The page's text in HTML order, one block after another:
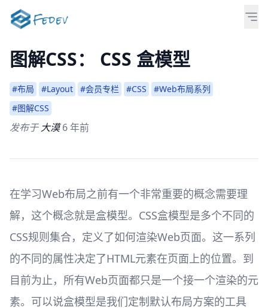
图解CSS： CSS 盒模型
#布局 #Layout #会员专栏 #CSS
#Web布局系列
#图解CSS
发布于大漠6 年前
在学习Web布局之前有一个非常重要的概念需要理
解，这个概念就是盒模型。CSS盒模型是多个不同的
CSS规则集合，定义了如何渲染Web页面。这一系列
的不同的属性决定了HTML元素在页面上的位置。到
目前为止，所有Web页面都只是一个接一个渲染的元
素。可以说盒模型是我们定制默认布局方案的工具